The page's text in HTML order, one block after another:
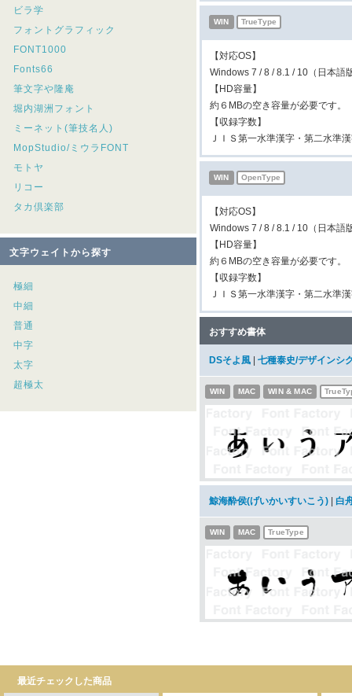
ビラ学
フォントグラフィック
FONT1000
Fonts66
筆文字や隆庵
堀内湖洲フォント
ミーネット(筆技名人)
MopStudio/ミウラFONT
モトヤ
リコー
タカ倶楽部
文字ウェイトから探す
極細
中細
普通
中字
太字
超極太
WIN TrueType
【対応OS】
Windows 7 / 8 / 8.1 / 10（日本語
【HD容量】
約６MBの空き容量が必要です。
【収録字数】
ＪＩＳ第一水準漢字・第二水準
WIN OpenType
【対応OS】
Windows 7 / 8 / 8.1 / 10（日本語
【HD容量】
約６MBの空き容量が必要です。
【収録字数】
ＪＩＳ第一水準漢字・第二水準
おすすめ書体
DSそよ風 七種泰史/デザインシ
WIN MAC WIN & MAC
鯨海酔侯(げいかいすいこう) 白
WIN MAC TrueType
最近チェックした商品